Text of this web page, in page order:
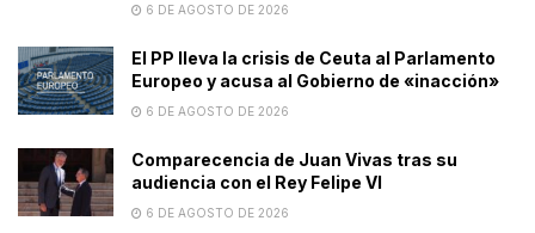
6 DE AGOSTO DE 2026
El PP lleva la crisis de Ceuta al Parlamento
Europeo y acusa al Gobierno de «inacción»
6 DE AGOSTO DE 2026
Comparecencia de Juan Vivas tras su
audiencia con el Rey Felipe VI
6 DE AGOSTO DE 2026